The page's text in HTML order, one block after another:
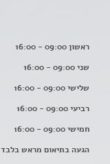
ראשון 09:00 - 16:00
שני 09:00 - 16:00
שלישי 09:00 - 16:00
רביעי 09:00 - 16:00
חמישי 09:00 - 16:00
הגעה בתיאום מראש בלבד